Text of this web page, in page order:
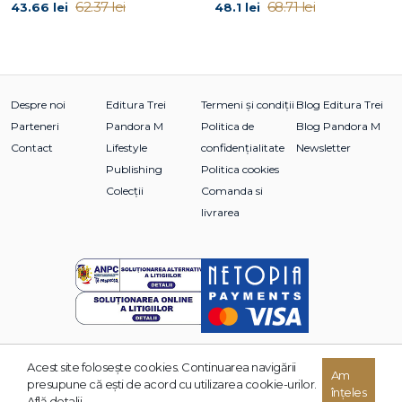
43.66 lei 62.37 lei 48.1 lei 68.71 lei
Despre noi
Parteneri
Contact
Editura Trei
Pandora M
Lifestyle
Publishing
Colecții
Termeni și condiții
Politica de
confidențialitate
Politica cookies
Comanda si
livrarea
Blog Editura Trei
Blog Pandora M
Newsletter
© 2026 Grupul Editorial TREI. Toate drepturile rezervate.
Acest site foloseşte cookies. Continuarea navigării
presupune că eşti de acord cu utilizarea cookie-urilor.
Am
înțeles